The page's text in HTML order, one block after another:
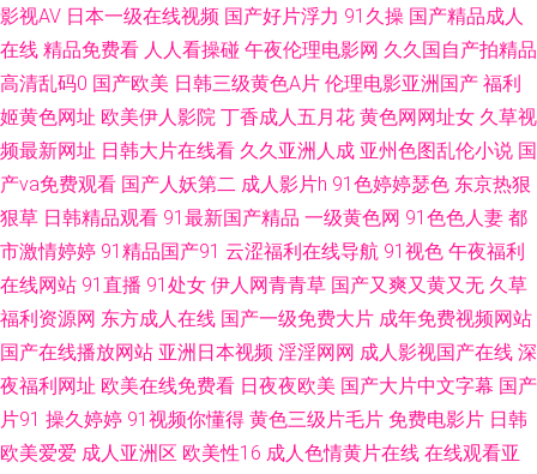
一区二区熟女欧美 成人香蕉tv网站 午夜国产在线视频 国产第86页 av色色天
堂 影音先锋av资源色图 黑丝资源站 午夜老司机福利av 91中文资源视频 影音
先锋国产av电影 www天堂91 免费国产视频 91黑丝强奸后入 日本黄色片
wwwsss色com 51福利社污 九一老司机观看 91看黄色 韩国色片妈妈12 无码
高清精品成人 91网页版极品 狠狠干狠狠干狠狠干 影音先锋综合视频网 成人
在线91 色情婷婷五月 91免免费版黄完整 久草福利资源站 亚洲中文字幕十五
区 www久久香蕉 深爱五月天婷 91在线观 伦理片网址 一级免费国产色片 成
影视AV 日本一级在线视频 国产好片浮力 91久操 国产精品成人
在线 精品免费看 人人看操碰 午夜伦理电影网 久久国自产拍精品
高清乱码0 国产欧美 日韩三级黄色A片 伦理电影亚洲国产 福利
姬黄色网址 欧美伊人影院 丁香成人五月花 黄色网网址女 久草视
频最新网址 日韩大片在线看 久久亚洲人成 亚州色图乱伦小说 国
产va免费观看 国产人妖第二 成人影片h 91色婷婷瑟色 东京热狠
狠草 日韩精品观看 91最新国产精品 一级黄色网 91色色人妻 都
市激情婷婷 91精品国产91 云涩福利在线导航 91视色 午夜福利
在线网站 91直播 91处女 伊人网青青草 国产又爽又黄又无 久草
福利资源网 东方成人在线 国产一级免费大片 成年免费视频网站
国产在线播放网站 亚洲日本视频 淫淫网网 成人影视国产在线 深
夜福利网址 欧美在线免费看 日夜夜欧美 国产大片中文字幕 国产
片91 操久婷婷 91视频你懂得 黄色三级片毛片 免费电影片 日韩
欧美爱爱 成人亚洲区 欧美性16 成人色情黄片在线 在线观看亚